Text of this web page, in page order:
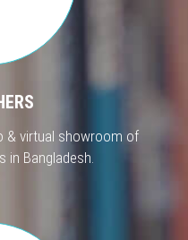
& virtual showroom of
in Bangladesh.